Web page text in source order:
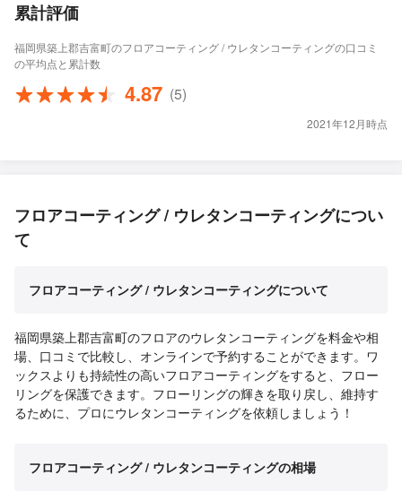
累計評価
福岡県築上郡吉富町のフロアコーティング / ウレタンコーティングの口コミ
の平均点と累計数
4.87 (5)
2021年12月時点
フロアコーティング / ウレタンコーティングについ
て
フロアコーティング / ウレタンコーティングについて
福岡県築上郡吉富町のフロアのウレタンコーティングを料金や相
場、口コミで比較し、オンラインで予約することができます。ワ
ックスよりも持続性の高いフロアコーティングをすると、フロー
リングを保護できます。フローリングの輝きを取り戻し、維持す
るために、プロにウレタンコーティングを依頼しましょう！
フロアコーティング / ウレタンコーティングの相場